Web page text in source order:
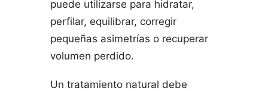
puede utilizarse para hidratar,
perfilar, equilibrar, corregir
pequeñas asimetrías o recuperar
volumen perdido.
Un tratamiento natural debe